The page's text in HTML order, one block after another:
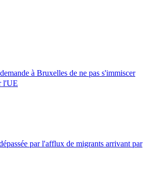
à Bruxelles de ne pas s'immiscer
l'UE
par l'afflux de migrants arrivant par